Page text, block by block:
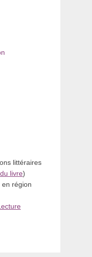
littéraires
livre)
région